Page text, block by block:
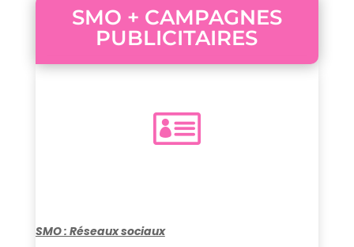
SMO + CAMPAGNES
PUBLICITAIRES

SMO : Réseaux sociaux